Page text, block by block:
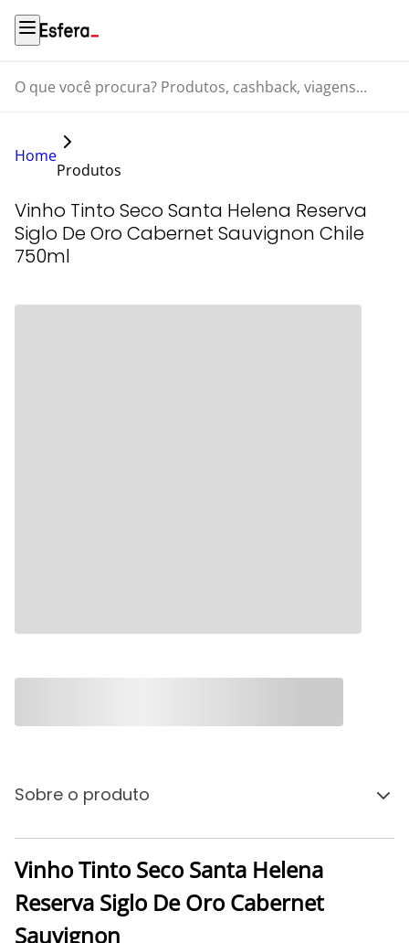
O que você procura? Produtos, cashback, viagens...
Home
Produtos
Vinho Tinto Seco Santa Helena Reserva
Siglo De Oro Cabernet Sauvignon Chile
750ml
Sobre o produto
Vinho Tinto Seco Santa Helena
Reserva Siglo De Oro Cabernet
Sauvignon